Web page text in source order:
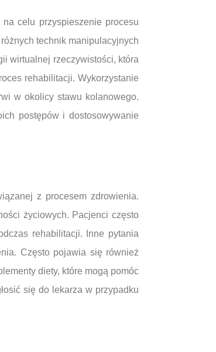
celu przyspieszenie procesu
technik manipulacyjnych
wirtualnej rzeczywistości, która
rehabilitacji. Wykorzystanie
w okolicy stawu kolanowego.
postępów i dostosowywanie
z procesem zdrowienia.
życiowych. Pacjenci często
rehabilitacji. Inne pytania
Często pojawia się również
diety, które mogą pomóc
się do lekarza w przypadku